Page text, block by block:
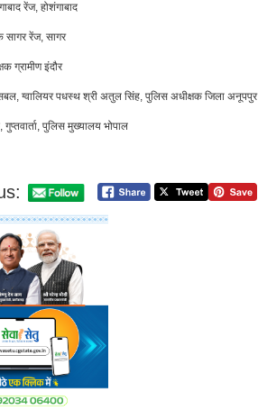
रेंज, होशंगाबाद
सागर रेंज, सागर
ग्रामीण इंदौर
ग्वालियर पधस्थ श्री अतुल सिंह, पुलिस अधीक्षक जिला अनूपपुर
पुलिस मुख्यालय भोपाल